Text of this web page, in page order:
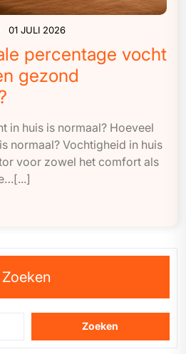
01 JULI 2026
percentage vocht
gezond
in huis is normaal? Hoeveel
normaal? Vochtigheid in huis
voor zowel het comfort als
Zoeken
Zoeken